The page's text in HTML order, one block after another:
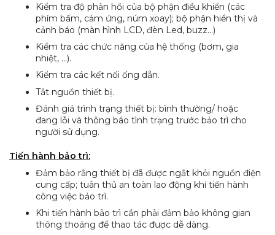
Kiểm tra độ phản hồi của bộ phận điều khiển (các
phím bấm, cảm ứng, núm xoay); bộ phận hiển thị và
cảnh báo (màn hình LCD, đèn Led, buzz…)
Kiểm tra các chức năng của hệ thống (bơm, gia
nhiệt, …).
Kiểm tra các kết nối ống dẫn.
Tắt nguồn thiết bị.
Đánh giá trình trạng thiết bị: bình thường/ hoặc
đang lỗi và thông báo tình trạng trước bảo trì cho
người sử dụng.
Tiến hành bảo trì:
Đảm bảo rằng thiết bị đã được ngắt khỏi nguồn điện
cung cấp; tuân thủ an toàn lao động khi tiến hành
công việc bảo trì.
Khi tiến hành bảo trì cần phải đảm bảo không gian
thông thoáng để thao tác được dễ dàng.